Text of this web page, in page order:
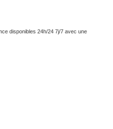
disponibles 24h/24 7j/7 avec une